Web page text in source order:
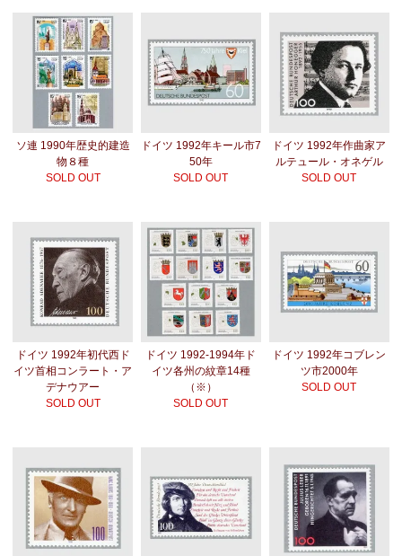
ソ連 1990年歴史的建造
物８種
SOLD OUT
ドイツ 1992年キール市7
50年
SOLD OUT
ドイツ 1992年作曲家ア
ルテュール・オネゲル
SOLD OUT
ドイツ 1992年初代西ド
イツ首相コンラート・ア
デナウアー
SOLD OUT
ドイツ 1992-1994年ド
イツ各州の紋章14種
（※）
SOLD OUT
ドイツ 1992年コブレン
ツ市2000年
SOLD OUT